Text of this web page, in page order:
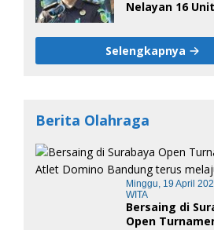
Nelayan 16
Tersangka
Selengkapnya
Berita Olahraga
Minggu, 19 April
WITA
Bersaing di
Open